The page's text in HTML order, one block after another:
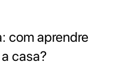
com aprendre
casa?